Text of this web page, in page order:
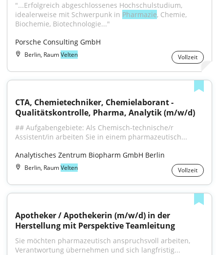
"...Erfolgreich abgeschlossenes Hochschulstudium,
idealerweise mit Schwerpunk in Pharmazie, Chemie,
Biochemie, Biotechnologie..."
Porsche Consulting GmbH
Berlin, RaumVelten Vollzeit
CTA, Chemietechniker, Chemielaborant -
Qualitätskontrolle, Pharma, Analytik (m/w/d)
## Aufgabengebiete: Als Chemisch-technische/r
Assistent/in arbeiten Sie in einem pharmazeutisch...
Analytisches Zentrum Biopharm GmbH Berlin
Berlin, RaumVelten Vollzeit
Apotheker / Apothekerin (m/w/d) in der
Herstellung mit Perspektive Teamleitung
Sie möchten pharmazeutisch anspruchsvoll arbeiten,
Verantwortung übernehmen und sich langfristig...